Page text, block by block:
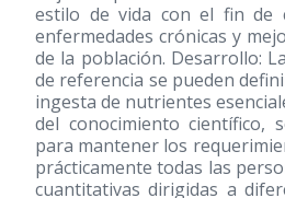
estilo de vida con el fin de
enfermedades crónicas y
de la población. Desarrollo:
de referencia se pueden
ingesta de nutrientes
del conocimiento científico,
para mantener los
prácticamente todas las
cuantitativas dirigidas a